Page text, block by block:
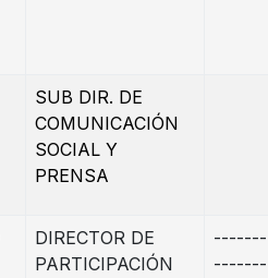
SUB DIR. DE
COMUNICACIÓN
SOCIAL Y
PRENSA
DIRECTOR DE
PARTICIPACIÓN
-------
-------